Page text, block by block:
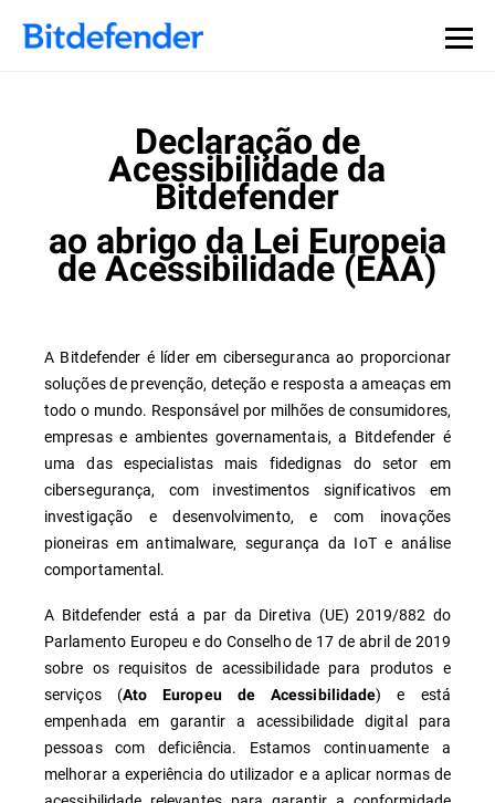
Declaração de
Acessibilidade da
Bitdefender
ao abrigo da Lei Europeia
de Acessibilidade (EAA)
A Bitdefender é líder em ciberseguranca ao proporcionar
soluções de prevenção, deteção e resposta a ameaças em
todo o mundo. Responsável por milhões de consumidores,
empresas e ambientes governamentais, a Bitdefender é
uma das especialistas mais fidedignas do setor em
cibersegurança, com investimentos significativos em
investigação e desenvolvimento, e com inovações
pioneiras em antimalware, segurança da IoT e análise
comportamental.
A Bitdefender está a par da Diretiva (UE) 2019/882 do
Parlamento Europeu e do Conselho de 17 de abril de 2019
sobre os requisitos de acessibilidade para produtos e
serviços (Ato Europeu de Acessibilidade) e está
empenhada em garantir a acessibilidade digital para
pessoas com deficiência. Estamos continuamente a
melhorar a experiência do utilizador e a aplicar normas de